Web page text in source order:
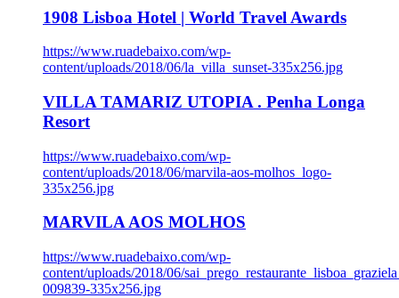
1908 Lisboa Hotel | World Travel Awards
https://www.ruadebaixo.com/wp-
content/uploads/2018/06/la_villa_sunset-335x256.jpg
VILLA TAMARIZ UTOPIA . Penha Longa
Resort
https://www.ruadebaixo.com/wp-
content/uploads/2018/06/marvila-aos-molhos_logo-
335x256.jpg
MARVILA AOS MOLHOS
https://www.ruadebaixo.com/wp-
content/uploads/2018/06/
009839-335x256.jpg